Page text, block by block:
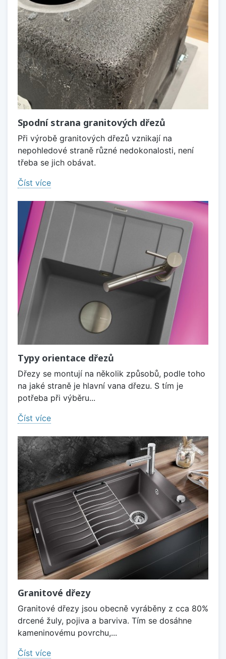
Spodní strana granitových dřezů
Při výrobě granitových dřezů vznikají na
nepohledové straně různé nedokonalosti, není
třeba se jich obávat.
Číst více
Typy orientace dřezů
Dřezy se montují na několik způsobů, podle toho
na jaké straně je hlavní vana dřezu. S tím je
potřeba při výběru...
Číst více
Granitové dřezy
Granitové dřezy jsou obecně vyráběny z cca 80%
drcené žuly, pojiva a barviva. Tím se dosáhne
kameninovému povrchu,...
Číst více